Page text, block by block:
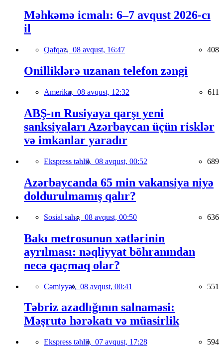
Məhkəmə icmalı: 6–7 avqust 2026-cı
il
Qafqaz, 08 avqust, 16:47 408
Onilliklərə uzanan telefon zəngi
Amerika, 08 avqust, 12:32 611
ABŞ-ın Rusiyaya qarşı yeni
sanksiyaları Azərbaycan üçün risklər
və imkanlar yaradır
Ekspress təhlil, 08 avqust, 00:52 689
Azərbaycanda 65 min vakansiya niyə
doldurulmamış qalır?
Sosial sahə, 08 avqust, 00:50 636
Bakı metrosunun xətlərinin
ayrılması: nəqliyyat böhranından
necə qaçmaq olar?
Cəmiyyət, 08 avqust, 00:41 551
Təbriz azadlığının salnaməsi:
Məşrutə hərəkatı və müasirlik
Ekspress təhlil, 07 avqust, 17:28 594